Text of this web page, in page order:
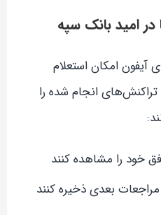
امید بانک سپه
آیفون امکان استعلام
انجام شده را
خود را مشاهده کنند
بعدی ذخیره کنند